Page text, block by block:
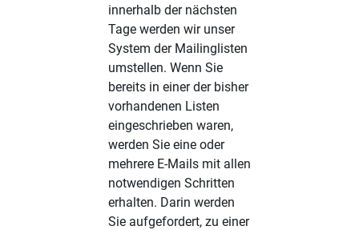
innerhalb der nächsten
Tage werden wir unser
System der Mailinglisten
umstellen. Wenn Sie
bereits in einer der bisher
vorhandenen Listen
eingeschrieben waren,
werden Sie eine oder
mehrere E-Mails mit allen
notwendigen Schritten
erhalten. Darin werden
Sie aufgefordert, zu einer